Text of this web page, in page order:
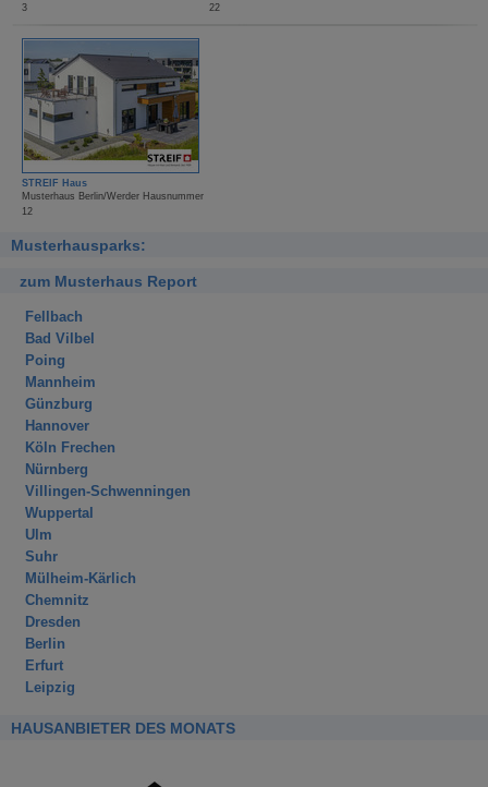
3
22
STREIF Haus
Musterhaus Berlin/Werder Hausnummer
12
Musterhausparks:
zum Musterhaus Report
Fellbach
Bad Vilbel
Poing
Mannheim
Günzburg
Hannover
Köln Frechen
Nürnberg
Villingen-Schwenningen
Wuppertal
Ulm
Suhr
Mülheim-Kärlich
Chemnitz
Dresden
Berlin
Erfurt
Leipzig
HAUSANBIETER DES MONATS